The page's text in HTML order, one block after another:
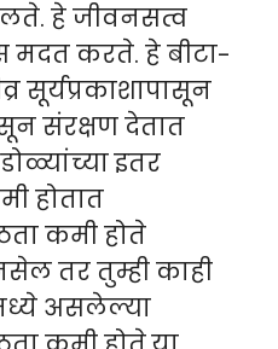
हे जीवनसत्व
मदत करते. हे बीटा-
सूर्यप्रकाशापासून
संरक्षण देतात
इतर
होतात
कमी होते
तर तुम्ही काही
असलेल्या